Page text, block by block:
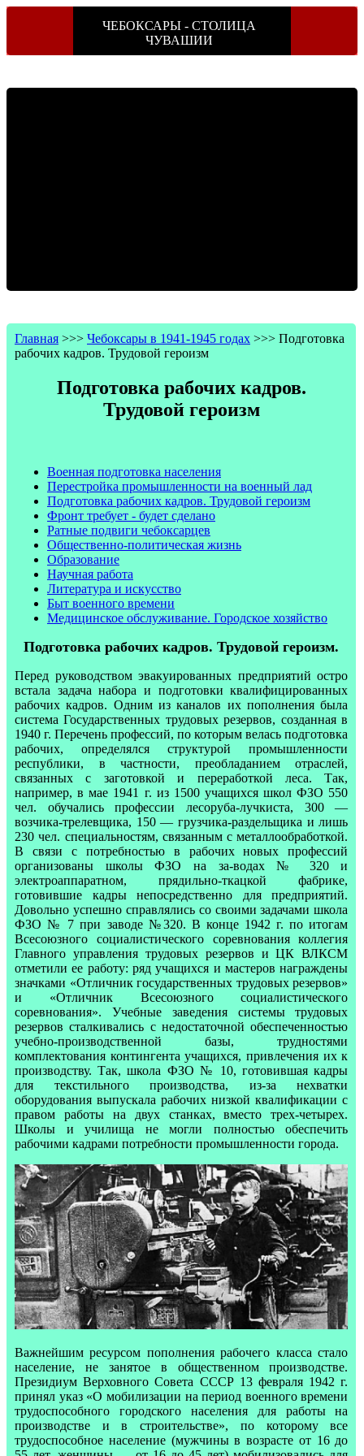
ЧЕБОКСАРЫ - СТОЛИЦА
ЧУВАШИИ
Главная >>> Чебоксары в 1941-1945 годах >>> Подготовка
рабочих кадров. Трудовой героизм
Подготовка рабочих кадров.
Трудовой героизм
Военная подготовка населения
Перестройка промышленности на военный лад
Подготовка рабочих кадров. Трудовой героизм
Фронт требует - будет сделано
Ратные подвиги чебоксарцев
Общественно-политическая жизнь
Образование
Научная работа
Литература и искусство
Быт военного времени
Медицинское обслуживание. Городское хозяйство
Подготовка рабочих кадров. Трудовой героизм.
Перед руководством эвакуированных предприятий остро
встала задача набора и подготовки квалифицированных
рабочих кадров. Одним из каналов их пополнения была
система Государственных трудовых резервов, созданная в
1940 г. Перечень профессий, по которым велась подготовка
рабочих, определялся структурой промышленности
республики, в частности, преобладанием отраслей,
связанных с заготовкой и переработкой леса. Так,
например, в мае 1941 г. из 1500 учащихся школ ФЗО 550
чел. обучались профессии лесоруба-лучкиста, 300 —
возчика-трелевщика, 150 — грузчика-раздельщика и лишь
230 чел. специальностям, связанным с металлообработкой.
В связи с потребностью в рабочих новых профессий
организованы школы ФЗО на за-водах № 320 и
электроаппаратном, прядильно-ткацкой фабрике,
готовившие кадры непосредственно для предприятий.
Довольно успешно справлялись со своими задачами школа
ФЗО № 7 при заводе №320. В конце 1942 г. по итогам
Всесоюзного социалистического соревнования коллегия
Главного управления трудовых резервов и ЦК ВЛКСМ
отметили ее работу: ряд учащихся и мастеров награждены
значками «Отличник государственных трудовых резервов»
и «Отличник Всесоюзного социалистического
соревнования». Учебные заведения системы трудовых
резервов сталкивались с недостаточной обеспеченностью
учебно-производственной базы, трудностями
комплектования контингента учащихся, привлечения их к
производству. Так, школа ФЗО № 10, готовившая кадры
для текстильного производства, из-за нехватки
оборудования выпускала рабочих низкой квалификации с
правом работы на двух станках, вместо трех-четырех.
Школы и училища не могли полностью обеспечить
рабочими кадрами потребности промышленности города.
Важнейшим ресурсом пополнения рабочего класса стало
население, не занятое в общественном производстве.
Президиум Верховного Совета СССР 13 февраля 1942 г.
принял указ «О мобилизации на период военного времени
трудоспособного городского населения для работы на
производстве и в строительстве», по которому все
трудоспособное население (мужчины в возрасте от 16 до